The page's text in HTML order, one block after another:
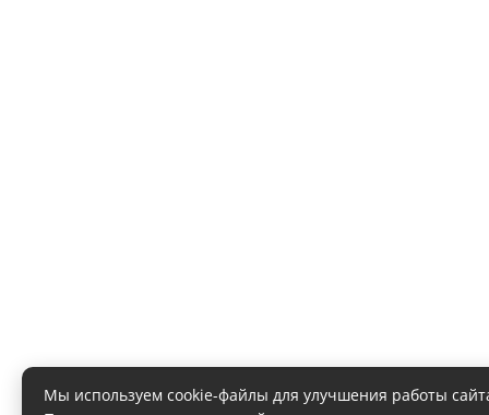
Мы используем cookie-файлы для улучшения работы